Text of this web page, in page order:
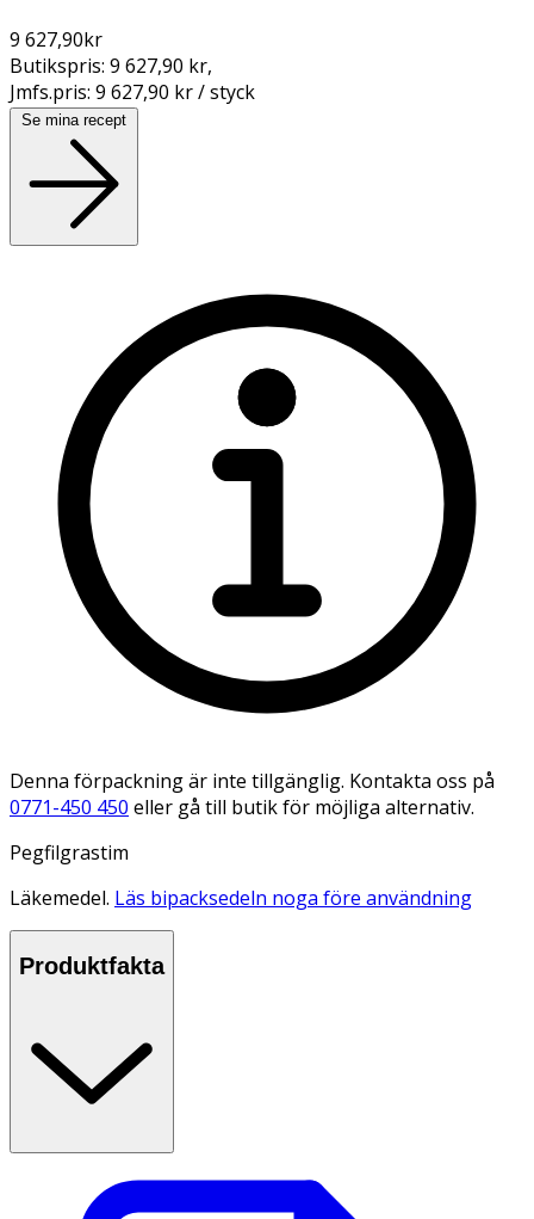
9 627,90kr
Butikspris: 9 627,90 kr,
Jmfs.pris: 9 627,90 kr / styck
Se mina recept
Denna förpackning är inte tillgänglig. Kontakta oss på
0771-450 450 eller gå till butik för möjliga alternativ.
Pegfilgrastim
Läkemedel. Läs bipacksedeln noga före användning
Produktfakta